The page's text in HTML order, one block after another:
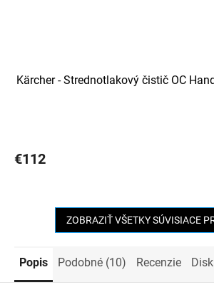
Kärcher - Strednotlakový čistič OC
€112
ZOBRAZIŤ VŠETKY SÚVISIACE
Popis Podobné (10) Recenzie